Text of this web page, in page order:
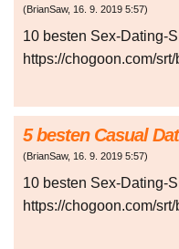
(BrianSaw, 16. 9. 2019 5:57)
10 besten Sex-Dating-
https://chogoon.com/
5 besten Casual
(BrianSaw, 16. 9. 2019 5:57)
10 besten Sex-Dating-
https://chogoon.com/